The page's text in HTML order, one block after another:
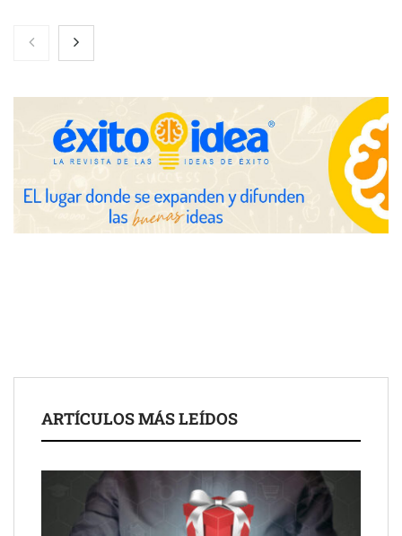
Nicols presenta seis modelos de anillos de compromiso para el
eclipse solar del 12 de agosto
Zoomex mejora su Strategy Center con herramientas
avanzadas para trading estratégico
COMPALISS de LYSOTRIC: cuando un solo producto multiplica
las posibilidades del salón profesional
ARTÍCULOS MÁS LEÍDOS